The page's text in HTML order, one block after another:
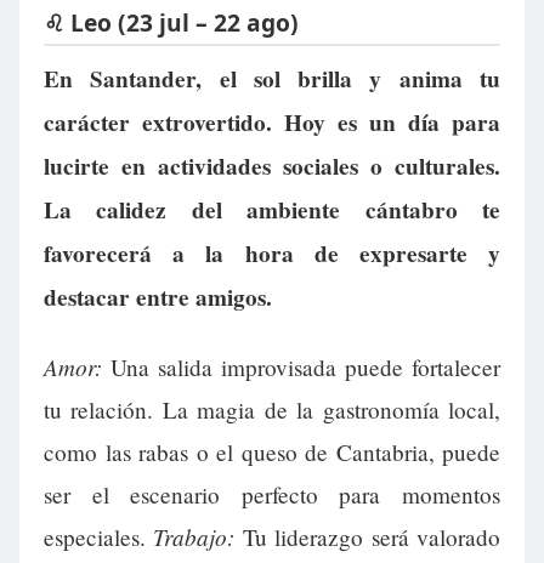
♌ Leo (23 jul – 22 ago)
En Santander, el sol brilla y anima tu
carácter extrovertido. Hoy es un día para
lucirte en actividades sociales o culturales.
La calidez del ambiente cántabro te
favorecerá a la hora de expresarte y
destacar entre amigos.
Amor: Una salida improvisada puede fortalecer
tu relación. La magia de la gastronomía local,
como las rabas o el queso de Cantabria, puede
ser el escenario perfecto para momentos
especiales. Trabajo: Tu liderazgo será valorado